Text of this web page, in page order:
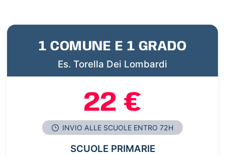
1 COMUNE E 1 GRADO
Es. Torella Dei Lombardi
22 €
INVIO ALLE SCUOLE ENTRO 72H
SCUOLE PRIMARIE